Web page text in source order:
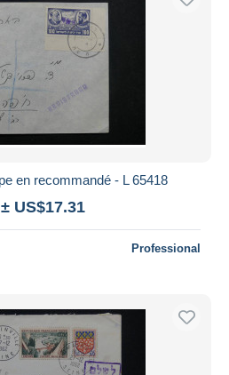
en recommandé - L 65418
± US$17.31
Professional